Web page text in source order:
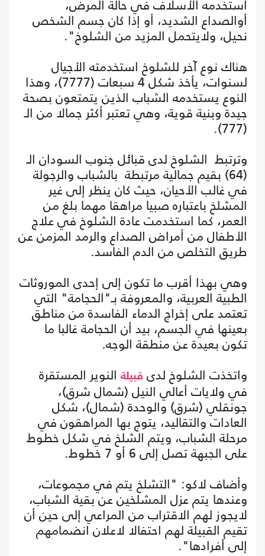
استخدمه الأسلاف في حالة المرض،
أوالصداع الشديد، أو إذا كان جسم الشخص
نحيل، ولايتحمل المزيد من الشلوخ".
هناك نوع آخر للشلوخ استخدمته الأجيال
لسنوات، يأخذ شكل 4 سبعات (7777)، وهذا
النوع يستخدمه الشباب الذين يتمتعون بصحة
جيدة وبنية قوية، وهي تعتبر أكثر جمالا من الـ
(777).
وترتبط الشلوخ لدى قبائل جنوب السودان الـ
(64) بقيم جمالية مرتبطة بالشباب والرجولة
في غالب الأحيان، حيث كان ينظر إلى غير
المشلخ باعتباره صبيا مراهقا مهما بلغ من
العمر، كما استخدمت عادة الشلوخ في علاج
الأطفال من أمراض الصداع والرمد المزمن عن
طريق التخلص من الدم الفاسد.
وهي بهذا أقرب ما تكون إلى إحدى الموروثات
الطبية العربية، والمعروفة بـ"الحجامة" التي
تعتمد على إخراج الدماء الفاسدة من مناطق
بعينها في الجسم، بيد أن الحجامة غالبا ما
تكون بعيدة عن منطقة الوجه.
واتخذت الشلوخ لدى قبيلة النوير المستقرة
في ولايات أعالي النيل (شمال شرق)،
جونقلي (شرق) والوحدة (شمال)، شكل
العادات والتقاليد، يتوج بها المراهقون في
مرحلة الشباب، ويتم الشلخ في شكل خطوط
على الجبهة تصل إلى 6 أو 7 خطوط.
وأضاف لاكو: "التشلخ يتم في مجموعات،
وعندها يتم عزل المشلخين عن بقية الشباب،
لايجوز لهم الاقتراب من المراعي إلى حين أن
تقيم القبيلة لهم احتفالا لاعلان انضمامهم
إلى أفرادها".